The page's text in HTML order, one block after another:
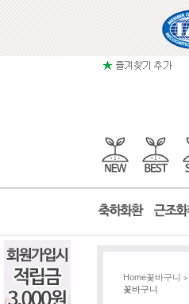
Home >
꽃바구니
꽃바구니